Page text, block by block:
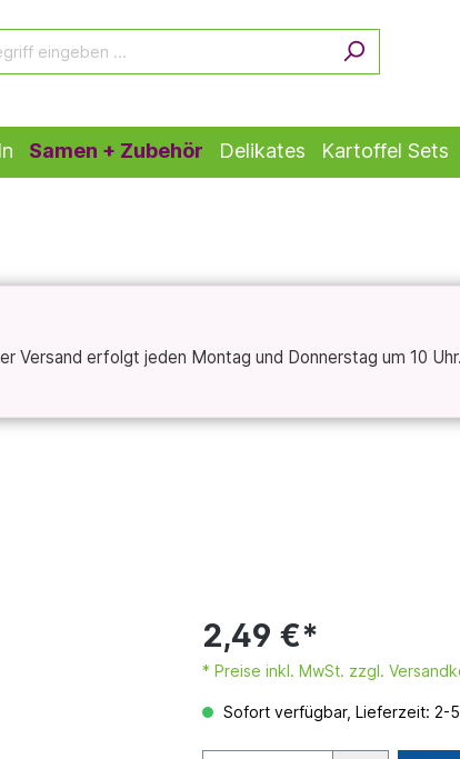
Samen + Zubehör Delikates Kartoffel Sets
Versand erfolgt jeden Montag und Donnerstag um 10 Uhr.
2,49 €*
* Preise inkl. MwSt. zzgl.
Sofort verfügbar, Lieferzeit: 2-